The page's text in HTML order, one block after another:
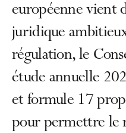
européenne vient
juridique
régulation, le
étude annuelle
et formule 17
pour permettre le